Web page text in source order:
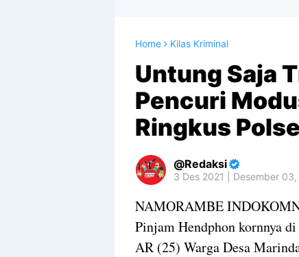
Home Kilas Kriminal
Untung Saja
Pencuri
Ringkus
Redaksi
3 Des 2021 | Desember 03,
NAMORAMBE
Pinjam Hendphon kornnya
AR (25) Warga Desa